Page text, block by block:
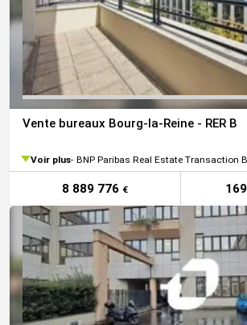
Vente bureaux Bourg-la-Reine - RER B
Voir plus BNP Paribas Real Estate Transaction Bureaux
8 889 776 € 169